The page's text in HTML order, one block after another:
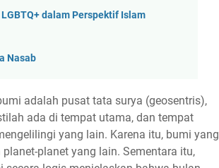
dalam Perspektif Islam
Nasab
adalah pusat tata surya (geosentris),
ada di tempat utama, dan tempat
yang lain. Karena itu, bumi yang
planet yang lain. Sementara itu,